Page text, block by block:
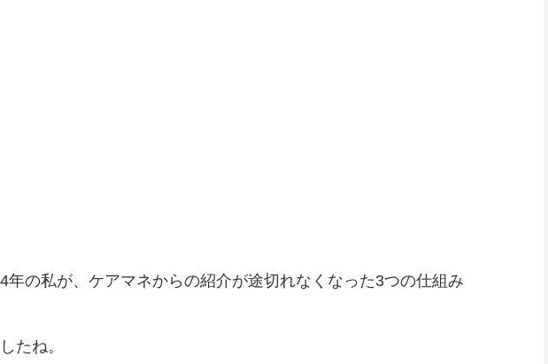
年の私が、ケアマネからの紹介が途切れなくなった3つの仕組み
たね。